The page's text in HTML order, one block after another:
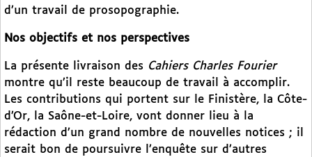
d’un travail de prosopographie.
Nos objectifs et nos perspectives
La présente livraison des Cahiers Charles Fourier
montre qu’il reste beaucoup de travail à accomplir.
Les contributions qui portent sur le Finistère, la Côte-
d’Or, la Saône-et-Loire, vont donner lieu à la
rédaction d’un grand nombre de nouvelles notices ; il
serait bon de poursuivre l’enquête sur d’autres